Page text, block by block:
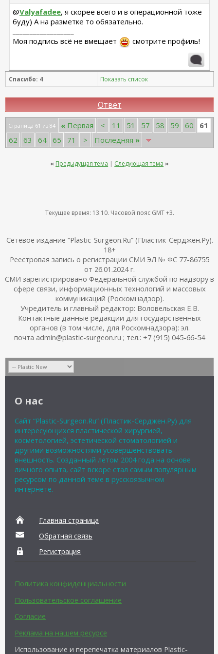
@Valyafadee, я скорее всего и в операционной тоже
буду) А на разметке то обязательно.
Моя подпись всё не вмещает
смотрите профиль!
Спасибо: 4 Показать список
Ответ
Страница 61 из 84 « Первая < 11 51 57 58 59 60
61
62
63 64 65 71 > Последняя »
« Предыдущая тема | Следующая тема »
Текущее время: 13:10. Часовой пояс GMT +3.
Сетевое издание “Plastic-Surgeon.Ru” (Пластик-Серджен.Ру).
18+
Реестровая запись о регистрации СМИ ЭЛ № ФС 77-86755
от 26.01.2024 г.
СМИ зарегистрировано Федеральной службой по надзору в
сфере связи, информационных технологий и массовых
коммуникаций (Роскомнадзор).
Учредитель и главный редактор: Воловельская Е.В.
Контактные данные редакции для государственных
органов (в том числе, для Роскомнадзора): эл.
почта admin@plastic-surgeon.ru ; тел.: +7 (915) 045-66-54
О нас
Сайт “Plastic-Surgeon.Ru” (Пластик-Серджен.Ру) для
интересующихся пластической хирургией,
косметологией, эстетической стоматологией и
другими возможностями усовершенствовать
внешность. Созданный летом 2004 года на основе
личного опыта, сайт вскоре стал самым популярным
ресурсом по данной теме в русскоязычном
интернете.
Главная страница
Обратная связь
Регистрация
Политика конфиденциальности
Пользовательское соглашение
Согласие
Реклама на нашем ресурсе
Использование и перепечатка материалов Plastic-